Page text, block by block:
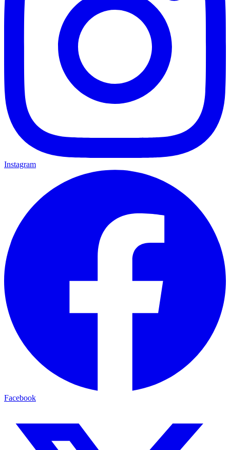
Instagram
Facebook